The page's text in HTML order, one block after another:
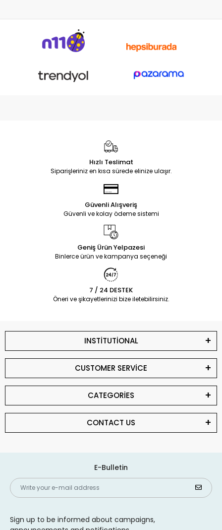
Hızlı Teslimat
Siparişleriniz en kısa sürede elinize ulaşır.
Güvenli Alışveriş
Güvenli ve kolay ödeme sistemi
Geniş Ürün Yelpazesi
Binlerce ürün ve kampanya seçeneği
7 / 24 DESTEK
Öneri ve şikayetlerinizi bize iletebilirsiniz.
INSTİTUTİONAL
CUSTOMER SERVİCE
CATEGORİES
CONTACT US
E-Bulletin
Sign up to be informed about campaigns,